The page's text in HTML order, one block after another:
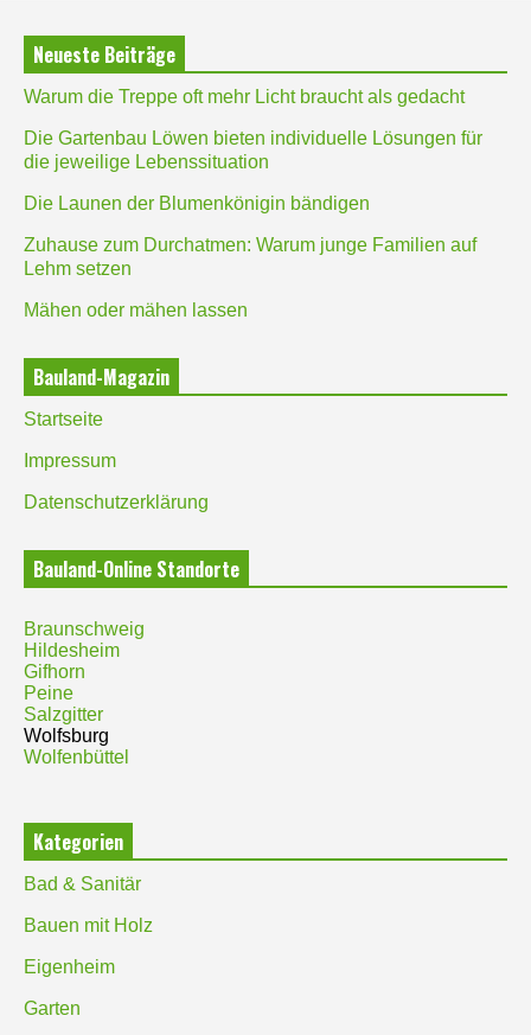
Neueste Beiträge
Warum die Treppe oft mehr Licht braucht als gedacht
Die Gartenbau Löwen bieten individuelle Lösungen für
die jeweilige Lebenssituation
Die Launen der Blumenkönigin bändigen
Zuhause zum Durchatmen: Warum junge Familien auf
Lehm setzen
Mähen oder mähen lassen
Bauland-Magazin
Startseite
Impressum
Datenschutzerklärung
Bauland-Online Standorte
Braunschweig
Hildesheim
Gifhorn
Peine
Salzgitter
Wolfsburg
Wolfenbüttel
Kategorien
Bad & Sanitär
Bauen mit Holz
Eigenheim
Garten